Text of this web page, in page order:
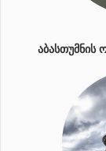
ᲐᲑᲐᲡᲗᲣᲛᲜᲘᲡ